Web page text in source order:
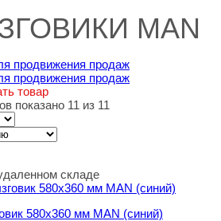
MAN
товар
показано 11 из 11
580х360 мм MAN (синий)
580х360 мм MAN (синий)